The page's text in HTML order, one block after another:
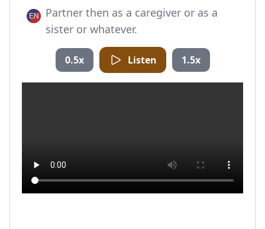
Partner then as a caregiver or as a
sister or whatever.
0.5x Listen 1.5x